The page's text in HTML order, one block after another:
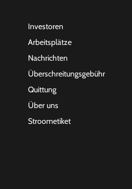
Investoren
Arbeitsplätze
Nachrichten
Überschreitungsgebühr
Quittung
Über uns
Stroometiket